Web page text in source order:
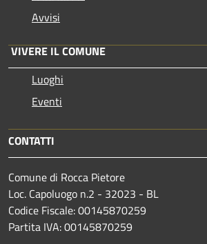
Avvisi
VIVERE IL COMUNE
Luoghi
Eventi
CONTATTI
Comune di Rocca Pietore
Loc. Capoluogo n.2 - 32023 - BL
Codice Fiscale: 00145870259
Partita IVA: 00145870259